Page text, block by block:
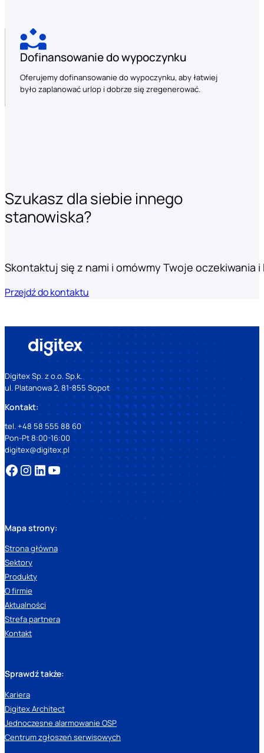
Dofinansowanie do wypoczynku
Oferujemy dofinansowanie do wypoczynku, aby łatwiej
było zaplanować urlop i dobrze się zregenerować.
Szukasz dla siebie innego
stanowiska?
Skontaktuj się z nami i omówmy Twoje oczekiwania
Przejdź do kontaktu
Digitex Sp. z o.o. Sp.k.
ul. Platanowa 2, 81-855 Sopot
Kontakt:
tel. +48 58 555 88 60
Pon-Pt 8:00-16:00
digitex@digitex.pl
Mapa strony:
Strona główna
Sektory
Produkty
O firmie
Aktualności
Strefa partnera
Kontakt
Sprawdź także:
Kariera
Digitex Architect
Jednoczesne alarmowanie OSP
Centrum zgłoszeń serwisowych